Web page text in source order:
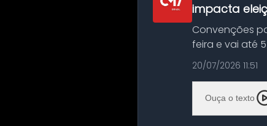
impacta
Convenções
feira e vai até
suas convençõ...
20/07/2026 11:51
Ouça o texto